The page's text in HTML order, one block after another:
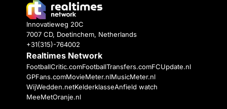
Innovatieweg 20C
7007 CD, Doetinchem, Netherlands
+31(315)-764002
Realtimes Network
FootballCritic.comFootballTransfers.comFCUpdate.nl
GPFans.comMovieMeter.nlMusicMeter.nl
WijWedden.netKelderklasseAnfield watch
MeeMetOranje.nl